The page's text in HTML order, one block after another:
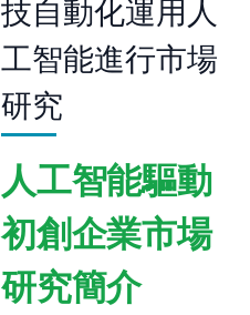
技自動化運用人
工智能進行市場
研究
人工智能驅動
初創企業市場
研究簡介